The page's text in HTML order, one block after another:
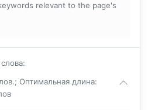
relevant to the page's
:
Оптимальная длина: